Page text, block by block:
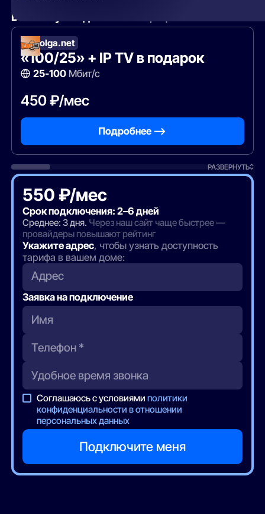
Вам могут подойти
Zavolga.net
«100/25» + IP TV в подарок
25-100Мбит/с
450 ₽/мес
Подробнее —>
РАЗВЕРНУТЬ
550 ₽/мес
Срок подключения: 2–6 дней
Среднее: 3 дня. Через наш сайт чаще быстрее —
провайдеры повышают рейтинг
Укажите адрес, чтобы узнать доступность
тарифа в вашем доме:
Адрес
Заявка на подключение
Соглашаюсь с условиямиполитики
конфиденциальности в отношении
персональных данных